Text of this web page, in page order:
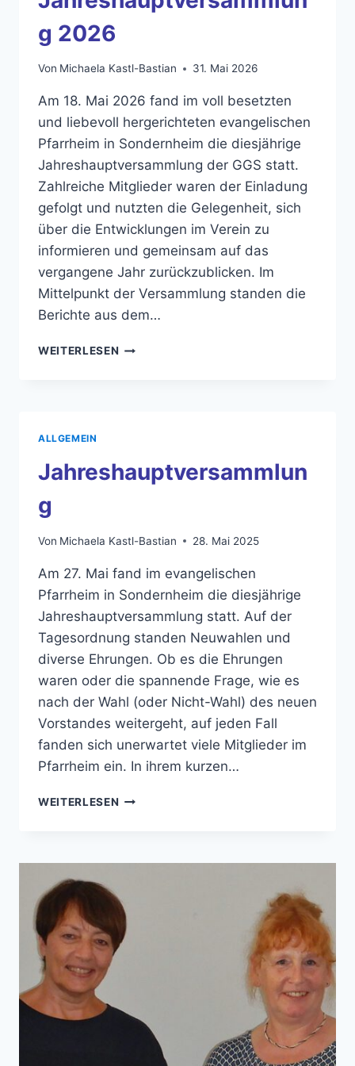
g 2026
Von Michaela Kastl-Bastian 31. Mai 2026
Am 18. Mai 2026 fand im voll besetzten
und liebevoll hergerichteten evangelischen
Pfarrheim in Sondernheim die diesjährige
Jahreshauptversammlung der GGS statt.
Zahlreiche Mitglieder waren der Einladung
gefolgt und nutzten die Gelegenheit, sich
über die Entwicklungen im Verein zu
informieren und gemeinsam auf das
vergangene Jahr zurückzublicken. Im
Mittelpunkt der Versammlung standen die
Berichte aus dem…
WEITERLESEN JAHRESHAUPTVERSAMMLUNG
ALLGEMEIN
Jahreshauptversammlun
g
Von Michaela Kastl-Bastian 28. Mai 2025
Am 27. Mai fand im evangelischen
Pfarrheim in Sondernheim die diesjährige
Jahreshauptversammlung statt. Auf der
Tagesordnung standen Neuwahlen und
diverse Ehrungen. Ob es die Ehrungen
waren oder die spannende Frage, wie es
nach der Wahl (oder Nicht-Wahl) des neuen
Vorstandes weitergeht, auf jeden Fall
fanden sich unerwartet viele Mitglieder im
Pfarrheim ein. In ihrem kurzen…
WEITERLESEN JAHRESHAUPTVERSAMMLUNG